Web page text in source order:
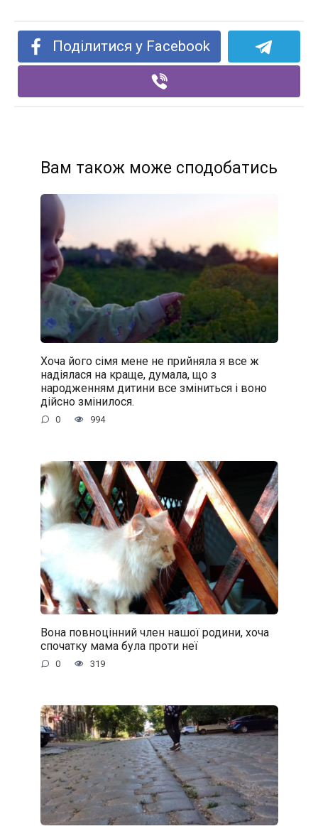
Поділитися у Facebook
Вам також може сподобатись
Хоча його сімя мене не прийняла я все ж
надіялася на краще, думала, що з
народженням дитини все зміниться і воно
дійсно змінилося.
0 994
Вона повноцінний член нашої родини, хоча
спочатку мама була проти неї
0 319